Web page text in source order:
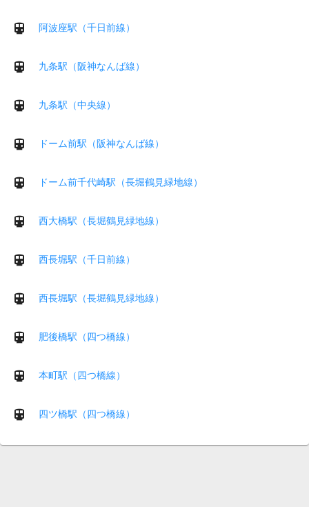
阿波座駅（千日前線）
九条駅（阪神なんば線）
九条駅（中央線）
ドーム前駅（阪神なんば線）
ドーム前千代崎駅（長堀鶴見緑地線）
西大橋駅（長堀鶴見緑地線）
西長堀駅（千日前線）
西長堀駅（長堀鶴見緑地線）
肥後橋駅（四つ橋線）
本町駅（四つ橋線）
四ツ橋駅（四つ橋線）